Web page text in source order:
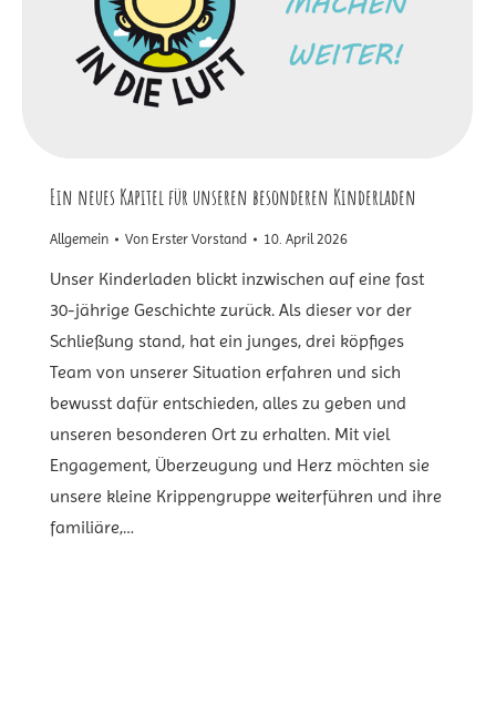
Ein neues Kapitel für unseren besonderen Kinderladen
Allgemein Von Erster Vorstand 10. April 2026
Unser Kinderladen blickt inzwischen auf eine fast
30-jährige Geschichte zurück. Als dieser vor der
Schließung stand, hat ein junges, drei köpfiges
Team von unserer Situation erfahren und sich
bewusst dafür entschieden, alles zu geben und
unseren besonderen Ort zu erhalten. Mit viel
Engagement, Überzeugung und Herz möchten sie
unsere kleine Krippengruppe weiterführen und ihre
familiäre,…